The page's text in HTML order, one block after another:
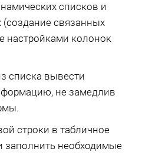
списков и
(создание связанных
настройками колонок
списка вывести
не замедлив
строки в табличное
заполнить необходимые